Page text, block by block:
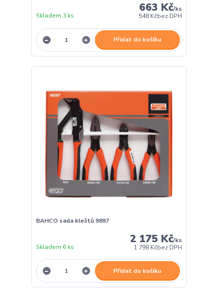
663 Kč/ks
548 Kčbez DPH
Skladem 3 ks
Přidat do košíku
BAHCO sada kleštů 9897
2 175 Kč/ks
1 798 Kčbez DPH
Skladem 6 ks
Přidat do košíku